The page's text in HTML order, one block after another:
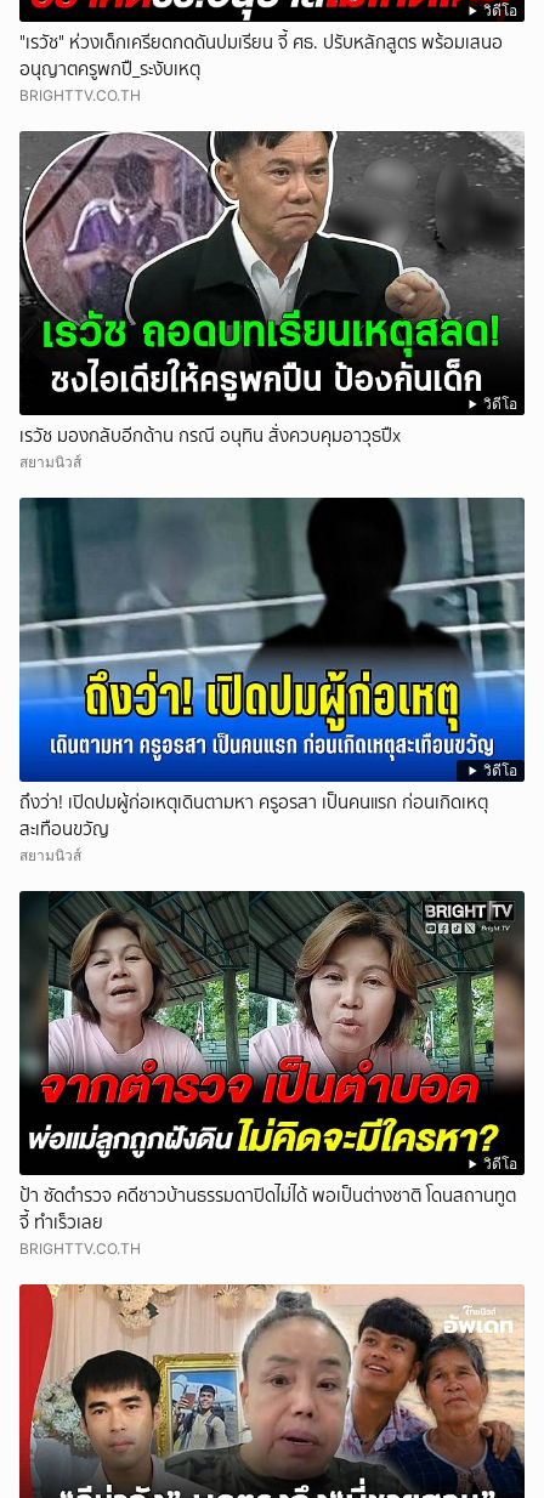
วิดีโอ
"เรวัช" ห่วงเด็กเครียดกดดันปมเรียน จี้ ศธ. ปรับหลักสูตร พร้อมเสนอ
อนุญาตครูพกปื_ระงับเหตุ
BRIGHTTV.CO.TH
วิดีโอ
เรวัช มองกลับอีกด้าน กรณี อนุทิน สั่งควบคุมอาวุธปืx
สยามนิวส์
วิดีโอ
ถึงว่า! เปิดปมผู้ก่อเหตุเดินตามหา ครูอรสา เป็นคนแรก ก่อนเกิดเหตุ
สะเทือนขวัญ
สยามนิวส์
วิดีโอ
ป้า ซัดตำรวจ คดีชาวบ้านธรรมดาปิดไม่ได้ พอเป็นต่างชาติ โดนสถานทูต
จี้ ทำเร็วเลย
BRIGHTTV.CO.TH